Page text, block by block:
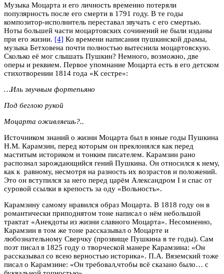
Музыка Моцарта и его личность временно потеряли
популярность после его смерти в 1791 году. В те годы
композитор-исполнитель переставал звучать с его смертью.
Ноты большей части моцартовских сочинений не были изданы
при его жизни. [4] Ко времени написания пушкинской драмы,
музыка Бетховена почти полностью вытеснила моцартовскую.
Сколько её мог слышать Пушкин? Немного, возможно, две
оперы и реквием. Первое упомнание Моцарта есть в его детском
стихотворении 1814 года «К сестре»:
…Иль звучным фортепьяно
Под беглою рукой
Моцарта оживляешь?..
Источником знаний о жизни Моцарта был в юные годы Пушкина
Н.М. Карамзин, перед которым он преклонялся как перед
маститым историком и тонким писателем. Карамзин рано
распознал зарождающийся гений Пушкина. Он относился к нему,
как к равному, несмотря на разность их возрастов и положений.
Это он вступился за него перед царём Александром I и спас от
суровой ссылки в крепость за оду «Вольность».
Карамзину самому нравился образ Моцарта. В 1818 году он в
романтически приподнятом тоне написал о нём небольшой
трактат «Анекдоты из жизни славного Моцарта». Несомненно,
Карамзин в том же тоне рассказывал о Моцарте и
любознательному Сверчку (прозвище Пушкина в те годы). Сам
поэт писал в 1825 году о творческой манере Карамзина: «Он
рассказывал со всею верностью историка». П.А. Вяземский тоже
писал о Карамзине: «Он требовал,чтобы всё сказано было… с